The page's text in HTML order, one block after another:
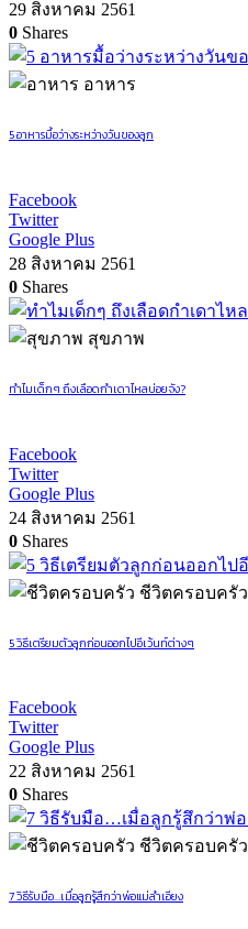
29 สิงหาคม 2561
0 Shares
อาหาร
5 อาหารมื้อว่างระหว่างวันของลูก
Facebook
Twitter
Google Plus
28 สิงหาคม 2561
0 Shares
สุขภาพ
ทำไมเด็กๆ ถึงเลือดกำเดาไหลบ่อยจัง?
Facebook
Twitter
Google Plus
24 สิงหาคม 2561
0 Shares
ชีวิตครอบครัว
5 วิธีเตรียมตัวลูกก่อนออกไปอีเว้นท์ต่างๆ
Facebook
Twitter
Google Plus
22 สิงหาคม 2561
0 Shares
ชีวิตครอบครัว
7 วิธีรับมือ…เมื่อลูกรู้สึกว่าพ่อแม่ลำเอียง